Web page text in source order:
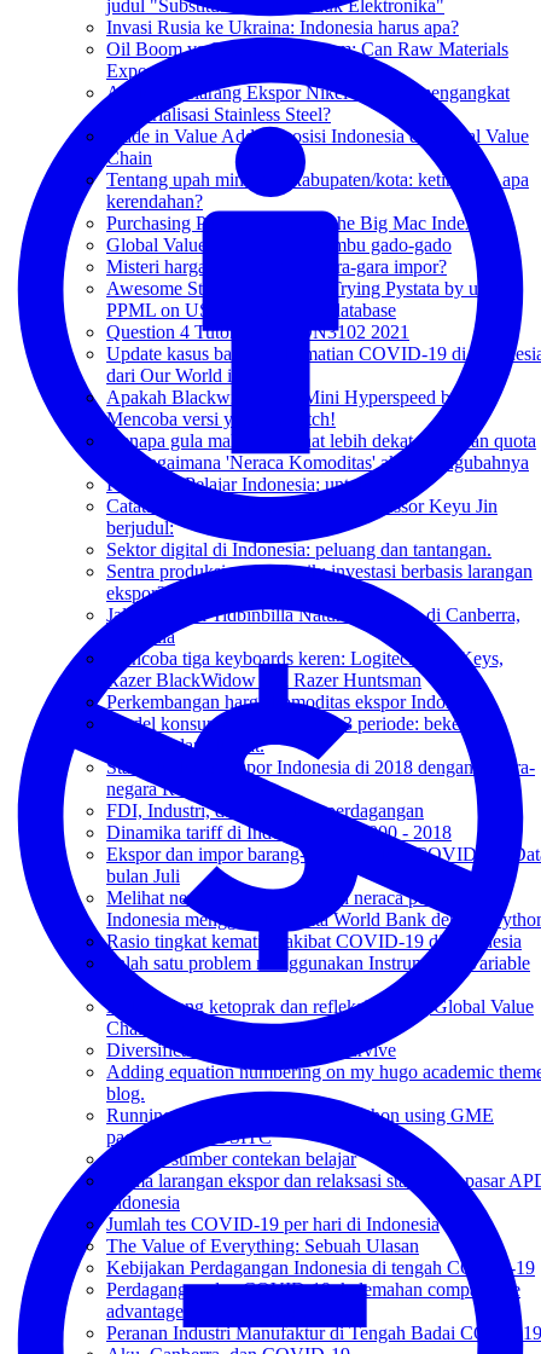
judul "Substitusi Impor Produk Elektronika"
Invasi Rusia ke Ukraina: Indonesia harus apa?
Oil Boom vs Commodity Boom: Can Raw Materials
Export Ban Save the State Budget?
Apakah melarang Ekspor Nikel berhasil mengangkat
industrialisasi Stainless Steel?
Trade in Value Added: posisi Indonesia di Global Value
Chain
Tentang upah minimum kabupaten/kota: ketinggian apa
kerendahan?
Purchasing Power Parity and the Big Mac Index
Global Value Chain dalam bumbu gado-gado
Misteri harga cabai: rendah gara-gara impor?
Awesome Stata 17 Upgrade: Trying Pystata by using
PPML on USITC and WITS database
Question 4 Tutorial 1 ECON3102 2021
Update kasus baru dan kematian COVID-19 di
dari Our World in Data
Apakah Blackwidow V3 Mini Hyperspeed bagus?
Mencoba versi yellow switch!
Kenapa gula mahal? Melihat lebih dekat peraturan quota
dan bagaimana 'Neraca Komoditas' akan mengubahnya
Persatuan Pelajar Indonesia: untuk apa?
Catatan mengenai kuliah umum Professor Keyu Jin
berjudul:
Sektor digital di Indonesia: peluang dan tantangan.
Sentra produksi mobil listrik: investasi berbasis larangan
ekspor?
Jalan-jalan di Tidbinbilla Natural Reserve di Canberra,
Australia
Mencoba tiga keyboards keren: Logitech MX Keys,
Razer BlackWidow dan Razer Huntsman
Perkembangan harga komoditas ekspor Indonesia
Model konsumsi intertemporal 3 periode: bekerja,
pensiun, dan akhirat.
Statistik ekspor impor Indonesia di 2018 dengan negara-
negara RCEP
FDI, Industri, dan kebijakan perdagangan
Dinamika tariff di Indonesia dari 2000 - 2018
Ekspor dan impor barang-barang terkait COVID-19:
bulan Juli
Melihat neraca pembayaran dan neraca perdagangan
Indonesia menggunakan data World Bank dengan
Rasio tingkat kematian akibat COVID-19 di Indonesia
Salah satu problem menggunakan Instrumental Variable
Makan siang ketoprak dan refleksi tentang Global Value
Chain (GVC)
Diversification as a strategy to survive
Adding equation numbering on my hugo academic
blog.
Running a PPML regression in python using GME
package from USITC
Sumber-sumber contekan belajar
drama larangan ekspor dan relaksasi standar di pasar
Indonesia
Jumlah tes COVID-19 per hari di Indonesia
The Value of Everything: Sebuah Ulasan
Kebijakan Perdagangan Indonesia di tengah COVID-19
Perdagangan dan COVID-19: kelemahan comparative
advantage di tengah coronavirus?
Peranan Industri Manufaktur di Tengah Badai COVID19